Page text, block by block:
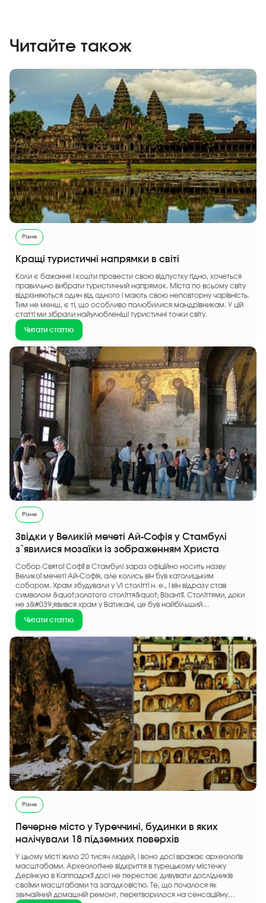
Читайте також
Різне
Кращі туристичні напрямки в світі
Коли є бажання і кошти провести свою відпустку гідно, хочеться
правильно вибрати туристичний напрямок. Міста по всьому світу
відрізняються один від одного і мають свою неповторну чарівність.
Тим не менш, є ті, що особливо полюбилися мандрівникам. У цій
статті ми зібрали найулюбленіші туристичні точки світу.
Читати статтю
Різне
Звідки у Великій мечеті Ай-Софія у Стамбулі
з`явилися мозаїки із зображенням Христа
Собор Святої Софії в Стамбулі зараз офіційно носить назву
Великої мечеті Ай-Софія, але колись він був католицьким
собором. Храм збудували у VI столітті н. е., і він відразу став
символом &quot;золотого століття&quot; Візантії. Століттями, доки
не з&#039;явився храм у Ватикані, це був найбільший
християнський храм земної кулі.
Читати статтю
Різне
Печерне місто у Туреччині, будинки в яких
налічували 18 підземних поверхів
У цьому місті жило 20 тисяч людей, і воно досі вражає археологів
масштабами. Археологічне відкриття в турецькому містечку
Дерінкую в Каппадокії досі не перестає дивувати дослідників
своїми масштабами та загадковістю. Те, що почалося як
звичайний домашній ремонт, перетворилося на сенсаційну